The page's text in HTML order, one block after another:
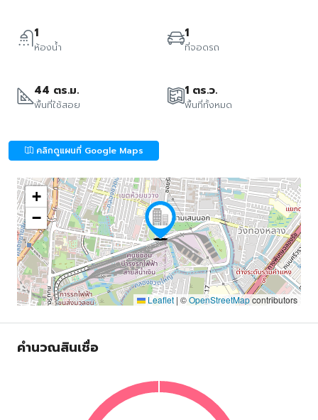
1
ห้องน้ำ
1
ที่จอดรถ
44 ตร.ม.
พื้นที่ใช้สอย
1 ตร.ว.
พื้นที่ทั้งหมด
คลิกดูแผนที่ Google Maps
+
−
Leaflet | ©OpenStreetMapcontributors
คำนวณสินเชื่อ